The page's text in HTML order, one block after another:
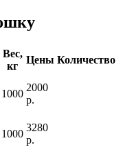
Вес,
кг
Цены Количество
1000
2000
р.
1000
3280
р.